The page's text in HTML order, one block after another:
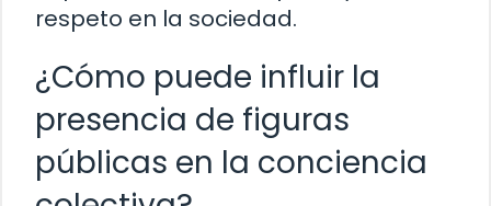
respeto en la sociedad.
¿Cómo puede influir la
presencia de figuras
públicas en la conciencia